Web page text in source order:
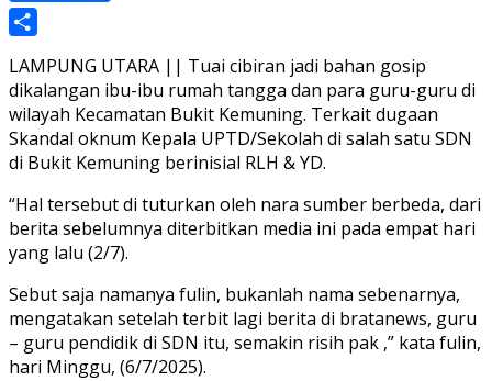
LAMPUNG UTARA || Tuai cibiran jadi bahan gosip
dikalangan ibu-ibu rumah tangga dan para guru-guru di
wilayah Kecamatan Bukit Kemuning. Terkait dugaan
Skandal oknum Kepala UPTD/Sekolah di salah satu SDN
di Bukit Kemuning berinisial RLH & YD.
“Hal tersebut di tuturkan oleh nara sumber berbeda, dari
berita sebelumnya diterbitkan media ini pada empat hari
yang lalu (2/7).
Sebut saja namanya fulin, bukanlah nama sebenarnya,
mengatakan setelah terbit lagi berita di bratanews, guru
– guru pendidik di SDN itu, semakin risih pak ,” kata fulin,
hari Minggu, (6/7/2025).